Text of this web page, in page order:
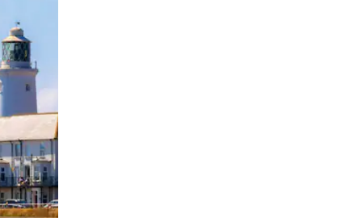
glisser.